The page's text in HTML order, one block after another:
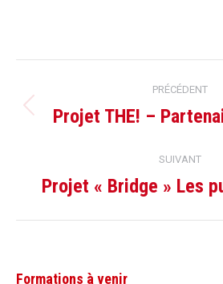
Navigation
de
commentaire
PRÉCÉDENT
Onglet
Projet THE! –
SUIVANT
Projets
Projet « Bridge » Les
Formations à venir